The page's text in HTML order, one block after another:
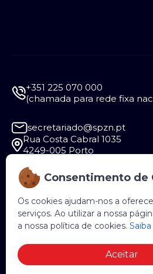
Consentimento de
Os cookies ajudam-nos a
serviços. Ao utilizar a nossa
a nossa política de cookies.
Aceitar
+351 225 070 000
(chamada para rede fixa
secretariado@spzn.pt
Rua Costa Cabral 1035
4249-005 Porto
Segunda a Sexta - 9:30 às
18:00
Copyright © 2026 SPZN. Todos